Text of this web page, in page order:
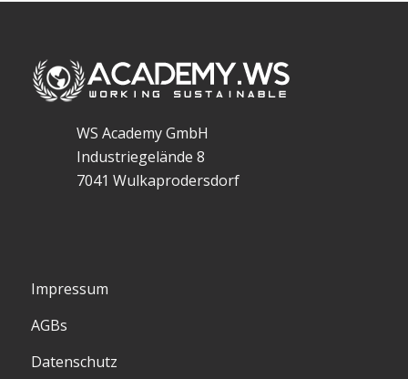
WS Academy GmbH
Industriegelände 8
7041 Wulkaprodersdorf
Impressum
AGBs
Datenschutz